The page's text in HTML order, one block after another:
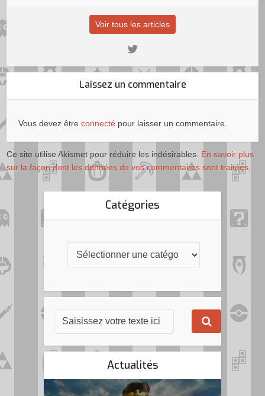
Voir tous les articles
Laissez un commentaire
Vous devez êtreconnecté pour laisser un commentaire.
Ce site utilise Akismet pour réduire les indésirables. En savoir plus
sur la façon dont les données de vos commentaires sont traitées
Catégories
Actualités